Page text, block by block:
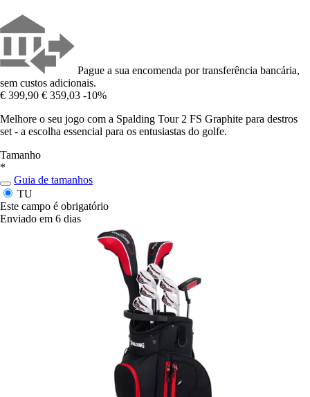
Pague a sua encomenda por transferência bancária,
sem custos adicionais.
€ 399,90 € 359,03 -10%
Melhore o seu jogo com a Spalding Tour 2 FS Graphite para destros
set - a escolha essencial para os entusiastas do golfe.
Tamanho
*
Guia de tamanhos
TU
Este campo é obrigatório
Enviado em 6 dias